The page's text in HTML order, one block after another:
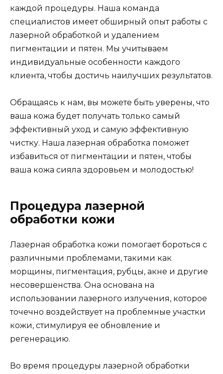
каждой процедуры. Наша команда
специалистов имеет обширный опыт работы с
лазерной обработкой и удалением
пигментации и пятен. Мы учитываем
индивидуальные особенности каждого
клиента, чтобы достичь наилучших результатов.
Обращаясь к нам, вы можете быть уверены, что
ваша кожа будет получать только самый
эффективный уход и самую эффективную
чистку. Наша лазерная обработка поможет
избавиться от пигментации и пятен, чтобы
ваша кожа сияла здоровьем и молодостью!
Процедура лазерной
обработки кожи
Лазерная обработка кожи помогает бороться с
различными проблемами, такими как
морщины, пигментация, рубцы, акне и другие
несовершенства. Она основана на
использовании лазерного излучения, которое
точечно воздействует на проблемные участки
кожи, стимулируя ее обновление и
регенерацию.
Во время процедуры лазерной обработки